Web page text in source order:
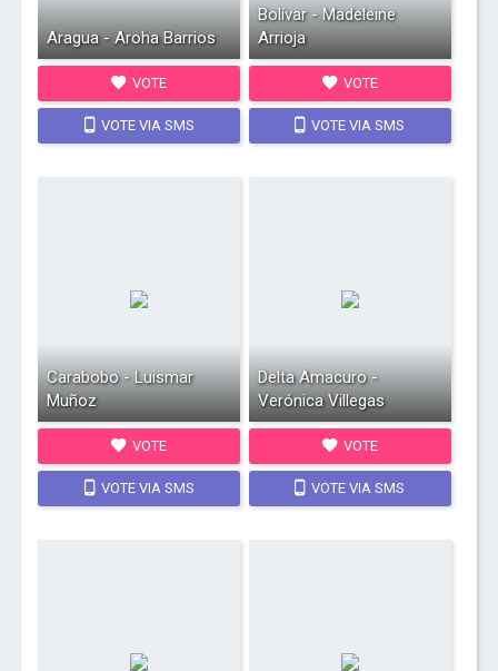
Aragua - Aroha Barrios
VOTE
VOTE VIA SMS
Bolívar - Madeleine
Arrioja
VOTE
VOTE VIA SMS
Carabobo - Luismar
Muñoz
VOTE
VOTE VIA SMS
Delta Amacuro -
Verónica Villegas
VOTE
VOTE VIA SMS